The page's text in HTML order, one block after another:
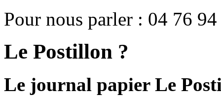
Pour nous parler : 04 76
Le Postillon ?
Le journal papier Le